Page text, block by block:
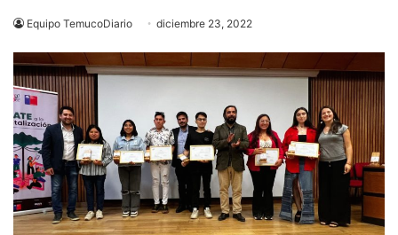
Equipo TemucoDiario diciembre 23, 2022